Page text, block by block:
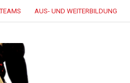
AUS- UND WEITERBILDUNG